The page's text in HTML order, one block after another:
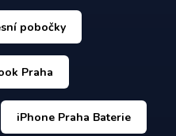
pobočky
Praha
iPhone Praha Baterie